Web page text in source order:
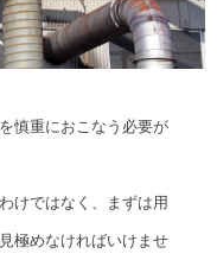
慎重におこなう必要が
けではなく、まずは用
極めなければいけませ